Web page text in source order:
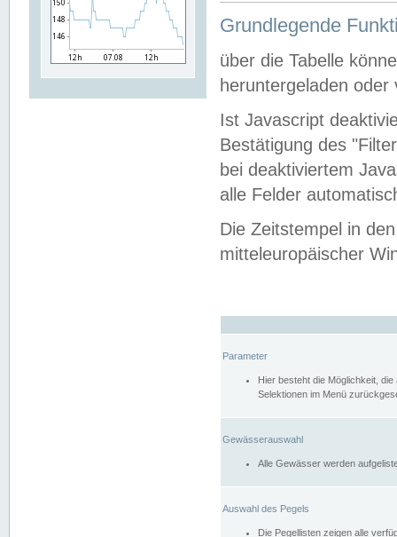
Grundlegende
über die Tabelle
heruntergeladen oder
Ist Javascript
Bestätigung des
bei deaktiviertem
alle Felder
Die Zeitstempel in
mitteleuropäischer
Parameter
Hier besteht die Möglichkeit,
Selektionen im Menü
Gewässerauswahl
Alle Gewässer werden
Auswahl des Pegels
Die Pegellisten zeigen alle